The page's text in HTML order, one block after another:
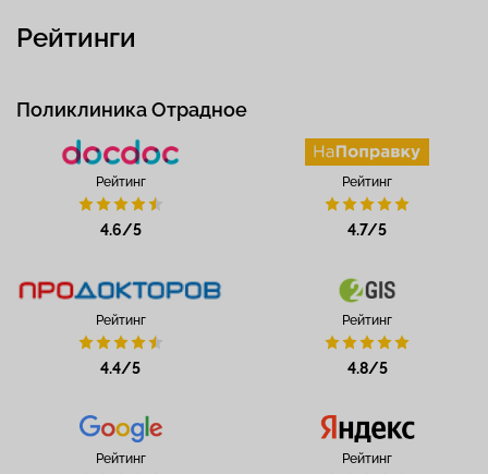
Рейтинги
Поликлиника Отрадное
Рейтинг
4.6/5
Рейтинг
4.7/5
Рейтинг
4.4/5
Рейтинг
4.8/5
Рейтинг Рейтинг